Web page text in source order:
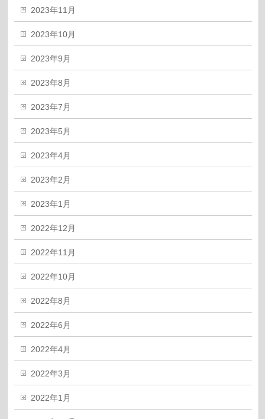
2023年11月
2023年10月
2023年9月
2023年8月
2023年7月
2023年5月
2023年4月
2023年2月
2023年1月
2022年12月
2022年11月
2022年10月
2022年8月
2022年6月
2022年4月
2022年3月
2022年1月